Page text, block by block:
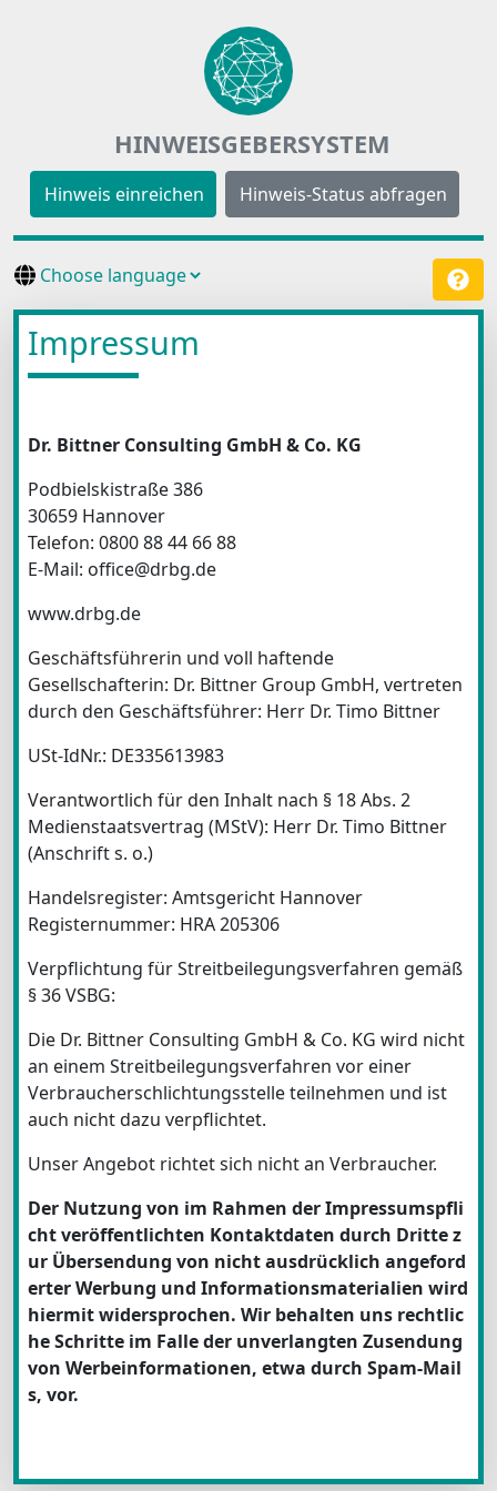
HINWEISGEBERSYSTEM
Hinweis einreichen Hinweis-Status abfragen
Impressum
Dr. Bittner Consulting GmbH & Co. KG
Podbielskistraße 386
30659 Hannover
Telefon: 0800 88 44 66 88
E-Mail: office@drbg.de
www.drbg.de
Geschäftsführerin und voll haftende
Gesellschafterin: Dr. Bittner Group GmbH, vertreten
durch den Geschäftsführer: Herr Dr. Timo Bittner
USt-IdNr.: DE335613983
Verantwortlich für den Inhalt nach § 18 Abs. 2
Medienstaatsvertrag (MStV): Herr Dr. Timo Bittner
(Anschrift s. o.)
Handelsregister: Amtsgericht Hannover
Registernummer: HRA 205306
Verpflichtung für Streitbeilegungsverfahren gemäß
§ 36 VSBG:
Die Dr. Bittner Consulting GmbH & Co. KG wird nicht
an einem Streitbeilegungsverfahren vor einer
Verbraucherschlichtungsstelle teilnehmen und ist
auch nicht dazu verpflichtet.
Unser Angebot richtet sich nicht an Verbraucher.
Der Nutzung von im Rahmen der Impressumspfli
cht veröffentlichten Kontaktdaten durch Dritte z
ur Übersendung von nicht ausdrücklich angeford
erter Werbung und Informationsmaterialien wird
hiermit widersprochen. Wir behalten uns rechtlic
he Schritte im Falle der unverlangten Zusendung
von Werbeinformationen, etwa durch Spam-Mail
s, vor.